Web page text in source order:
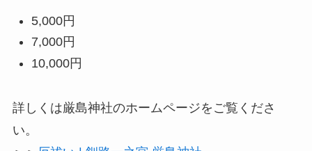
5,000円
7,000円
10,000円
詳しくは厳島神社のホームページをご覧くださ
い。